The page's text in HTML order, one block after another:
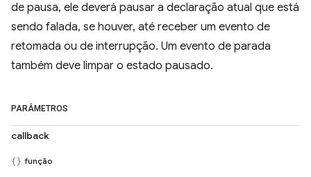
de pausa, ele deverá pausar a declaração atual que está
sendo falada, se houver, até receber um evento de
retomada ou de interrupção. Um evento de parada
também deve limpar o estado pausado.
PARÂMETROS
callback
função